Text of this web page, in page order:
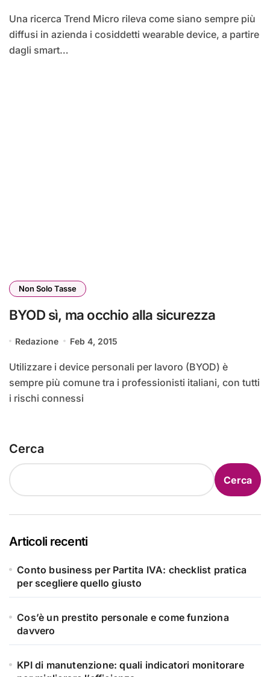
Una ricerca Trend Micro rileva come siano sempre più
diffusi in azienda i cosiddetti wearable device, a partire
dagli smart…
Non Solo Tasse
BYOD sì, ma occhio alla sicurezza
Redazione Feb 4, 2015
Utilizzare i device personali per lavoro (BYOD) è
sempre più comune tra i professionisti italiani, con tutti
i rischi connessi
Cerca
Cerca
Articoli recenti
Conto business per Partita IVA: checklist pratica
per scegliere quello giusto
Cos’è un prestito personale e come funziona
davvero
KPI di manutenzione: quali indicatori monitorare